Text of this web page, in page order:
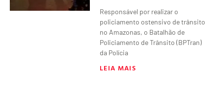
Responsável por realizar o
policiamento ostensivo de trânsito
no Amazonas, o Batalhão de
Policiamento de Trânsito (BPTran)
da Polícia
LEIA MAIS